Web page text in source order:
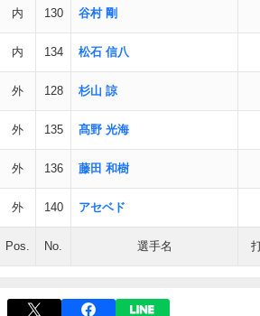
内 130 谷村 剛
内 134 松石 信八
外 128 杉山 諒
外 135 髙野 光海
外 136 藤田 和樹
外 140 アセベド
Pos. No. 選手名